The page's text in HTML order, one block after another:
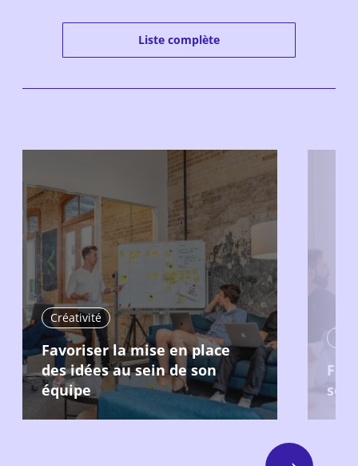
Liste complète
Créativité
Favoriser la mise en place
des idées au sein de son
équipe